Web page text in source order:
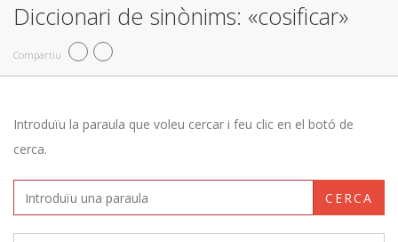
Diccionari de sinònims: «cosificar»
Compartiu
Introduïu la paraula que voleu cercar i feu clic en el botó de
cerca.
CERCA